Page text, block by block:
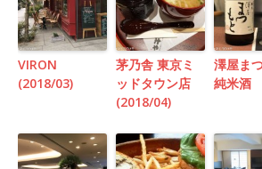
VIRON
(2018/03)
茅乃舎 東京ミ
ッドタウン店
(2018/04)
澤屋ま
純米酒